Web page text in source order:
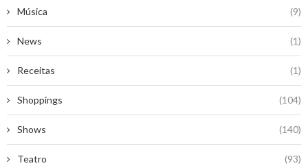
Música (9)
News (1)
Receitas (1)
Shoppings (104)
Shows (140)
Teatro (93)